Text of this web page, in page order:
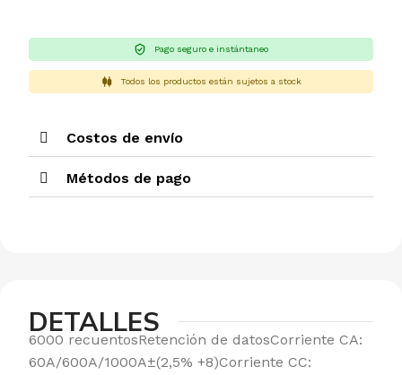
Pago seguro e instántaneo
Todos los productos están sujetos a stock
Costos de envío
Métodos de pago
DETALLES
6000 recuentosRetención de datosCorriente CA:
60A/600A/1000A±(2,5% +8)Corriente CC: